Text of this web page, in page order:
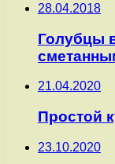
28.04.2018
Голубцы
21.04.2020
Простой
23.10.2020